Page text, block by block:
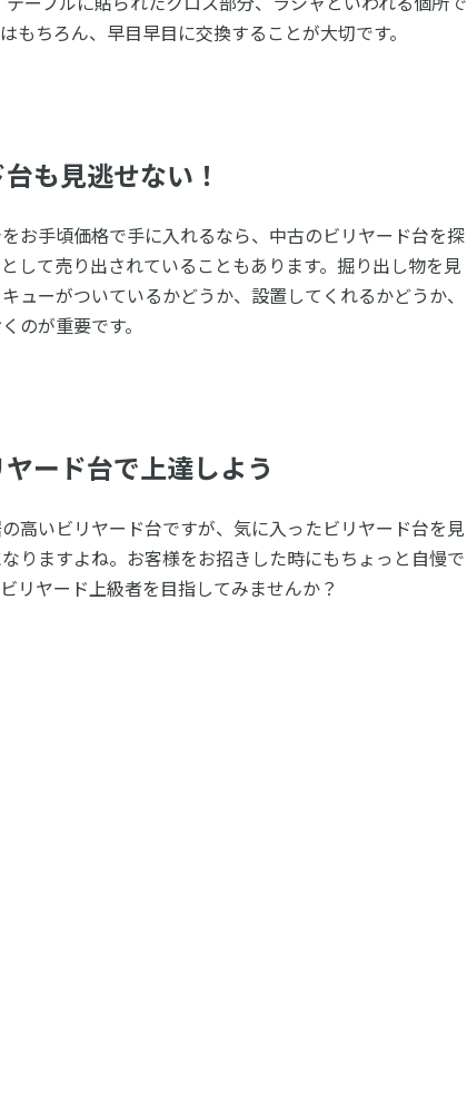
もちろん、早目早目に交換することが大切です。
も見逃せない！
お手頃価格で手に入れるなら、中古のビリヤード台を探
して売り出されていることもあります。掘り出し物を見
ューがついているかどうか、設置してくれるかどうか、
のが重要です。
ード台で上達しよう
高いビリヤード台ですが、気に入ったビリヤード台を見
りますよね。お客様をお招きした時にもちょっと自慢で
リヤード上級者を目指してみませんか？